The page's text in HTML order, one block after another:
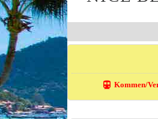
directions_transit Kommen/